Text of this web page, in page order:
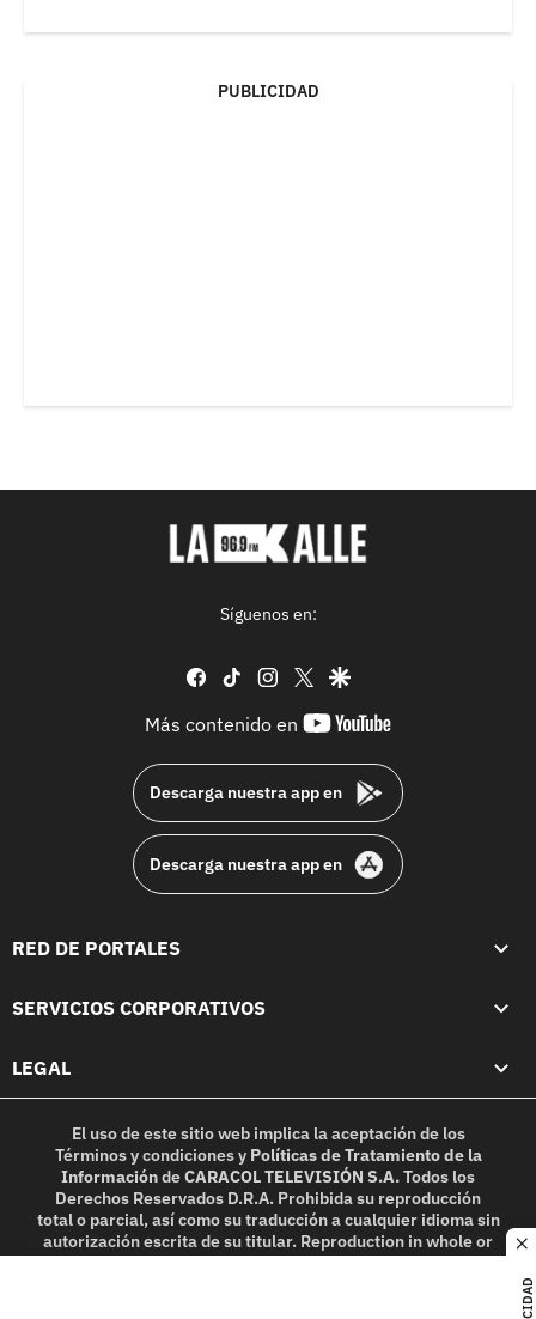
PUBLICIDAD
Síguenos en:
facebook
tiktok instagram
twittergoogle
Más contenido en
youtube-
Descarga nuestra app en
Descarga nuestra app en
RED DE PORTALES
SERVICIOS CORPORATIVOS
LEGAL
El uso de este sitio web implica la aceptación de los
Términos y condicionesy Políticas de Tratamiento de la
InformacióndeCARACOL TELEVISIÓN S.A.Todos los
Derechos Reservados D.R.A. Prohibida su reproducción
total o parcial, así como su traducción a cualquier idioma sin
autorización escrita de su titular. Reproduction in whole or